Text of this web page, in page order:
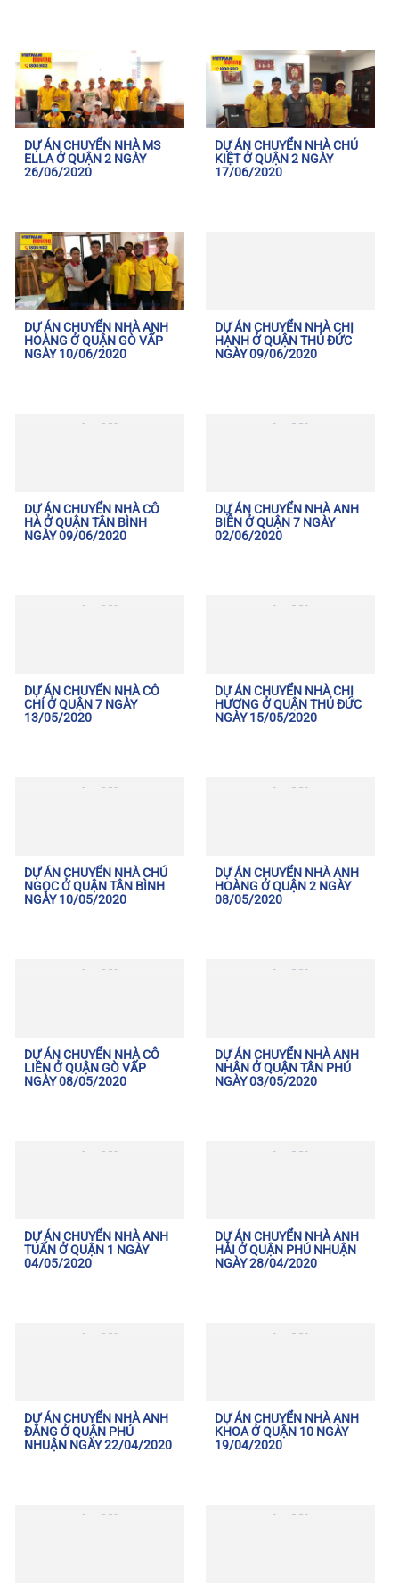
DỰ ÁN CHUYỂN NHÀ MS
ELLA Ở QUẬN 2 NGÀY
26/06/2020
DỰ ÁN CHUYỂN NHÀ CHÚ
KIỆT Ở QUẬN 2 NGÀY
17/06/2020
DỰ ÁN CHUYỂN NHÀ ANH
HOÀNG Ở QUẬN GÒ VẤP
NGÀY 10/06/2020
DỰ ÁN CHUYỂN NHÀ CHỊ
HẠNH Ở QUẬN THỦ ĐỨC
NGÀY 09/06/2020
DỰ ÁN CHUYỂN NHÀ CÔ
HÀ Ở QUẬN TÂN BÌNH
NGÀY 09/06/2020
DỰ ÁN CHUYỂN NHÀ ANH
BIỄN Ở QUẬN 7 NGÀY
02/06/2020
DỰ ÁN CHUYỂN NHÀ CÔ
CHÍ Ở QUẬN 7 NGÀY
13/05/2020
DỰ ÁN CHUYỂN NHÀ CHỊ
HƯƠNG Ở QUẬN THỦ ĐỨC
NGÀY 15/05/2020
DỰ ÁN CHUYỂN NHÀ CHÚ
NGỌC Ở QUẬN TÂN BÌNH
NGÀY 10/05/2020
DỰ ÁN CHUYỂN NHÀ ANH
HOÀNG Ở QUẬN 2 NGÀY
08/05/2020
DỰ ÁN CHUYỂN NHÀ CÔ
LIÊN Ở QUẬN GÒ VẤP
NGÀY 08/05/2020
DỰ ÁN CHUYỂN NHÀ ANH
NHÂN Ở QUẬN TÂN PHÚ
NGÀY 03/05/2020
DỰ ÁN CHUYỂN NHÀ ANH
TUẤN Ở QUẬN 1 NGÀY
04/05/2020
DỰ ÁN CHUYỂN NHÀ ANH
HẢI Ở QUẬN PHÚ NHUẬN
NGÀY 28/04/2020
DỰ ÁN CHUYỂN NHÀ ANH
ĐĂNG Ở QUẬN PHÚ
NHUẬN NGÀY 22/04/2020
DỰ ÁN CHUYỂN NHÀ ANH
KHOA Ở QUẬN 10 NGÀY
19/04/2020